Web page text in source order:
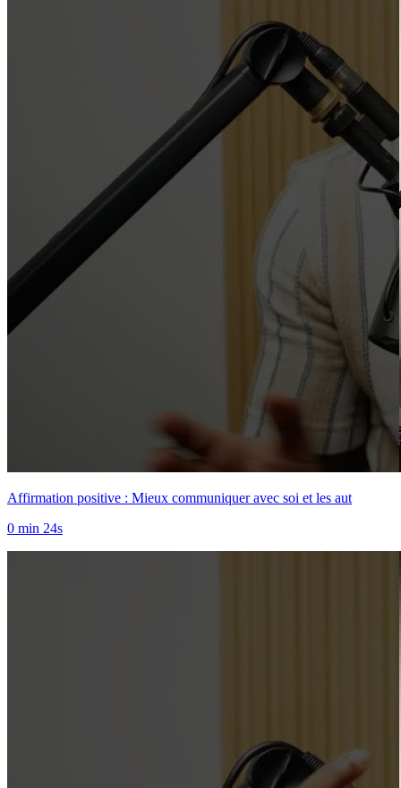
Affirmation positive : Mieux communiquer avec soi et les aut
0 min 24s